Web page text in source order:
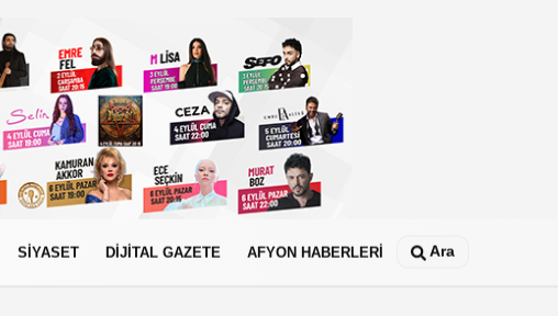
SİYASET DİJİTAL GAZETE AFYON HABERLERİ Ara